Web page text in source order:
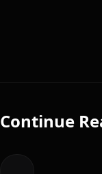
Continue